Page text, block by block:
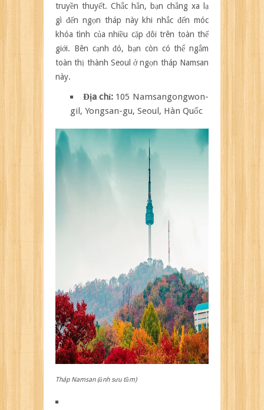
truyền thuyết. Chắc hẳn, bạn chẳng xa lạ
gì đến ngọn tháp này khi nhắc đến móc
khóa tình của nhiều cặp đôi trên toàn thế
giới. Bên cạnh đó, bạn còn có thể ngắm
toàn thị thành Seoul ở ngọn tháp Namsan
này.
Địa chỉ: 105 Namsangongwon-
gil, Yongsan-gu, Seoul, Hàn Quốc
Tháp Namsan (ảnh sưu tầm)